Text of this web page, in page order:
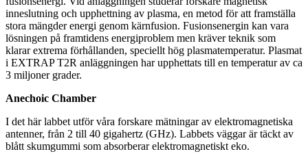
inneslutning och upphettning av plasma, en metod för att framställa
stora mängder energi genom kärnfusion. Fusionsenergin kan vara
lösningen på framtidens energiproblem men kräver teknik som
klarar extrema förhållanden, speciellt hög plasmatemperatur. Plasmat
i EXTRAP T2R anläggningen har upphettats till en temperatur av ca
3 miljoner grader.
Anechoic Chamber
I det här labbet utför våra forskare mätningar av elektromagnetiska
antenner, från 2 till 40 gigahertz (GHz). Labbets väggar är täckt av
blått skumgummi som absorberar elektromagnetiskt eko.